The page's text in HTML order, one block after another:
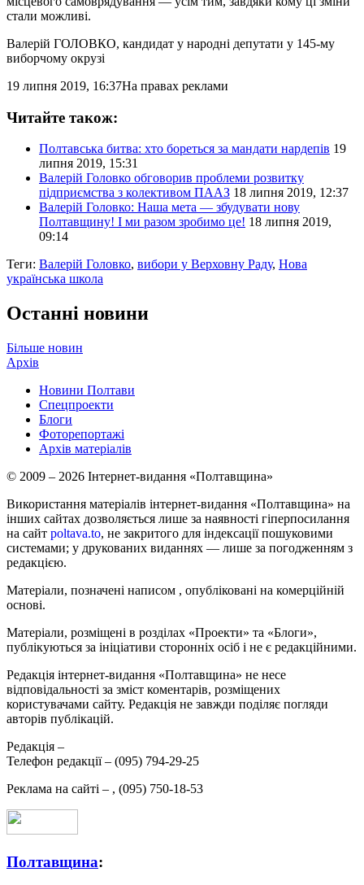
стали можливі.
Валерій ГОЛОВКО, кандидат у народні депутати у 145-му
виборчому окрузі
19 липня 2019, 16:37На правах реклами
Читайте також:
Полтавська битва: хто бореться за мандати нардепів 19
липня 2019, 15:31
Валерій Головко обговорив проблеми розвитку
підприємства з колективом ПААЗ 18 липня 2019, 12:37
Валерій Головко: Наша мета — збудувати нову
Полтавщину! І ми разом зробимо це! 18 липня 2019,
09:14
Теги: Валерій Головко, вибори у Верховну Раду, Нова
українська школа
Останні новини
Більше новин
Архів
Новини Полтави
Спецпроекти
Блоги
Фоторепортажі
Архів матеріалів
© 2009 – 2026 Інтернет-видання «Полтавщина»
Використання матеріалів інтернет-видання «Полтавщина» на
інших сайтах дозволяється лише за наявності гіперпосилання
на сайт poltava.to, не закритого для індексації пошуковими
системами; у друкованих виданнях — лише за погодженням з
редакцією.
Матеріали, позначені написом , опубліковані на комерційній
основі.
Матеріали, розміщені в розділах «Проекти» та «Блоги»,
публікуються за ініціативи сторонніх осіб і не є редакційними.
Редакція інтернет-видання «Полтавщина» не несе
відповідальності за зміст коментарів, розміщених
користувачами сайту. Редакція не завжди поділяє погляди
авторів публікацій.
Редакція –
Телефон редакції – (095) 794-29-25
Реклама на сайті – , (095) 750-18-53
Полтавщина: